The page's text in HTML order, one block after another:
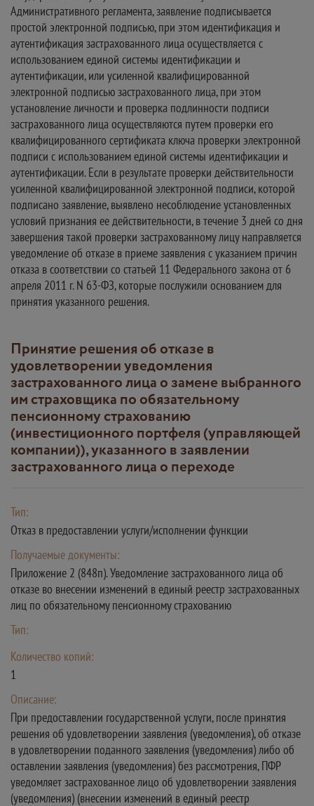
Административного регламента, заявление подписывается
простой электронной подписью, при этом идентификация и
аутентификация застрахованного лица осуществляется с
использованием единой системы идентификации и
аутентификации, или усиленной квалифицированной
электронной подписью застрахованного лица, при этом
установление личности и проверка подлинности подписи
застрахованного лица осуществляются путем проверки его
квалифицированного сертификата ключа проверки электронной
подписи с использованием единой системы идентификации и
аутентификации. Если в результате проверки действительности
усиленной квалифицированной электронной подписи, которой
подписано заявление, выявлено несоблюдение установленных
условий признания ее действительности, в течение 3 дней со дня
завершения такой проверки застрахованному лицу направляется
уведомление об отказе в приеме заявления с указанием причин
отказа в соответствии со статьей 11 Федерального закона от 6
апреля 2011 г. N 63-ФЗ, которые послужили основанием для
принятия указанного решения.
Принятие решения об отказе в
удовлетворении уведомления
застрахованного лица о замене выбранного
им страховщика по обязательному
пенсионному страхованию
(инвестиционного портфеля (управляющей
компании)), указанного в заявлении
застрахованного лица о переходе
Тип:
Отказ в предоставлении услуги/исполнении функции
Получаемые документы:
Приложение 2 (848п). Уведомление застрахованного лица об
отказе во внесении изменений в единый реестр застрахованных
лиц по обязательному пенсионному страхованию
Тип:
Количество копий:
1
Описание:
При предоставлении государственной услуги, после принятия
решения об удовлетворении заявления (уведомления), об отказе
в удовлетворении поданного заявления (уведомления) либо об
оставлении заявления (уведомления) без рассмотрения, ПФР
уведомляет застрахованное лицо об удовлетворении заявления
(уведомления) (внесении изменений в единый реестр